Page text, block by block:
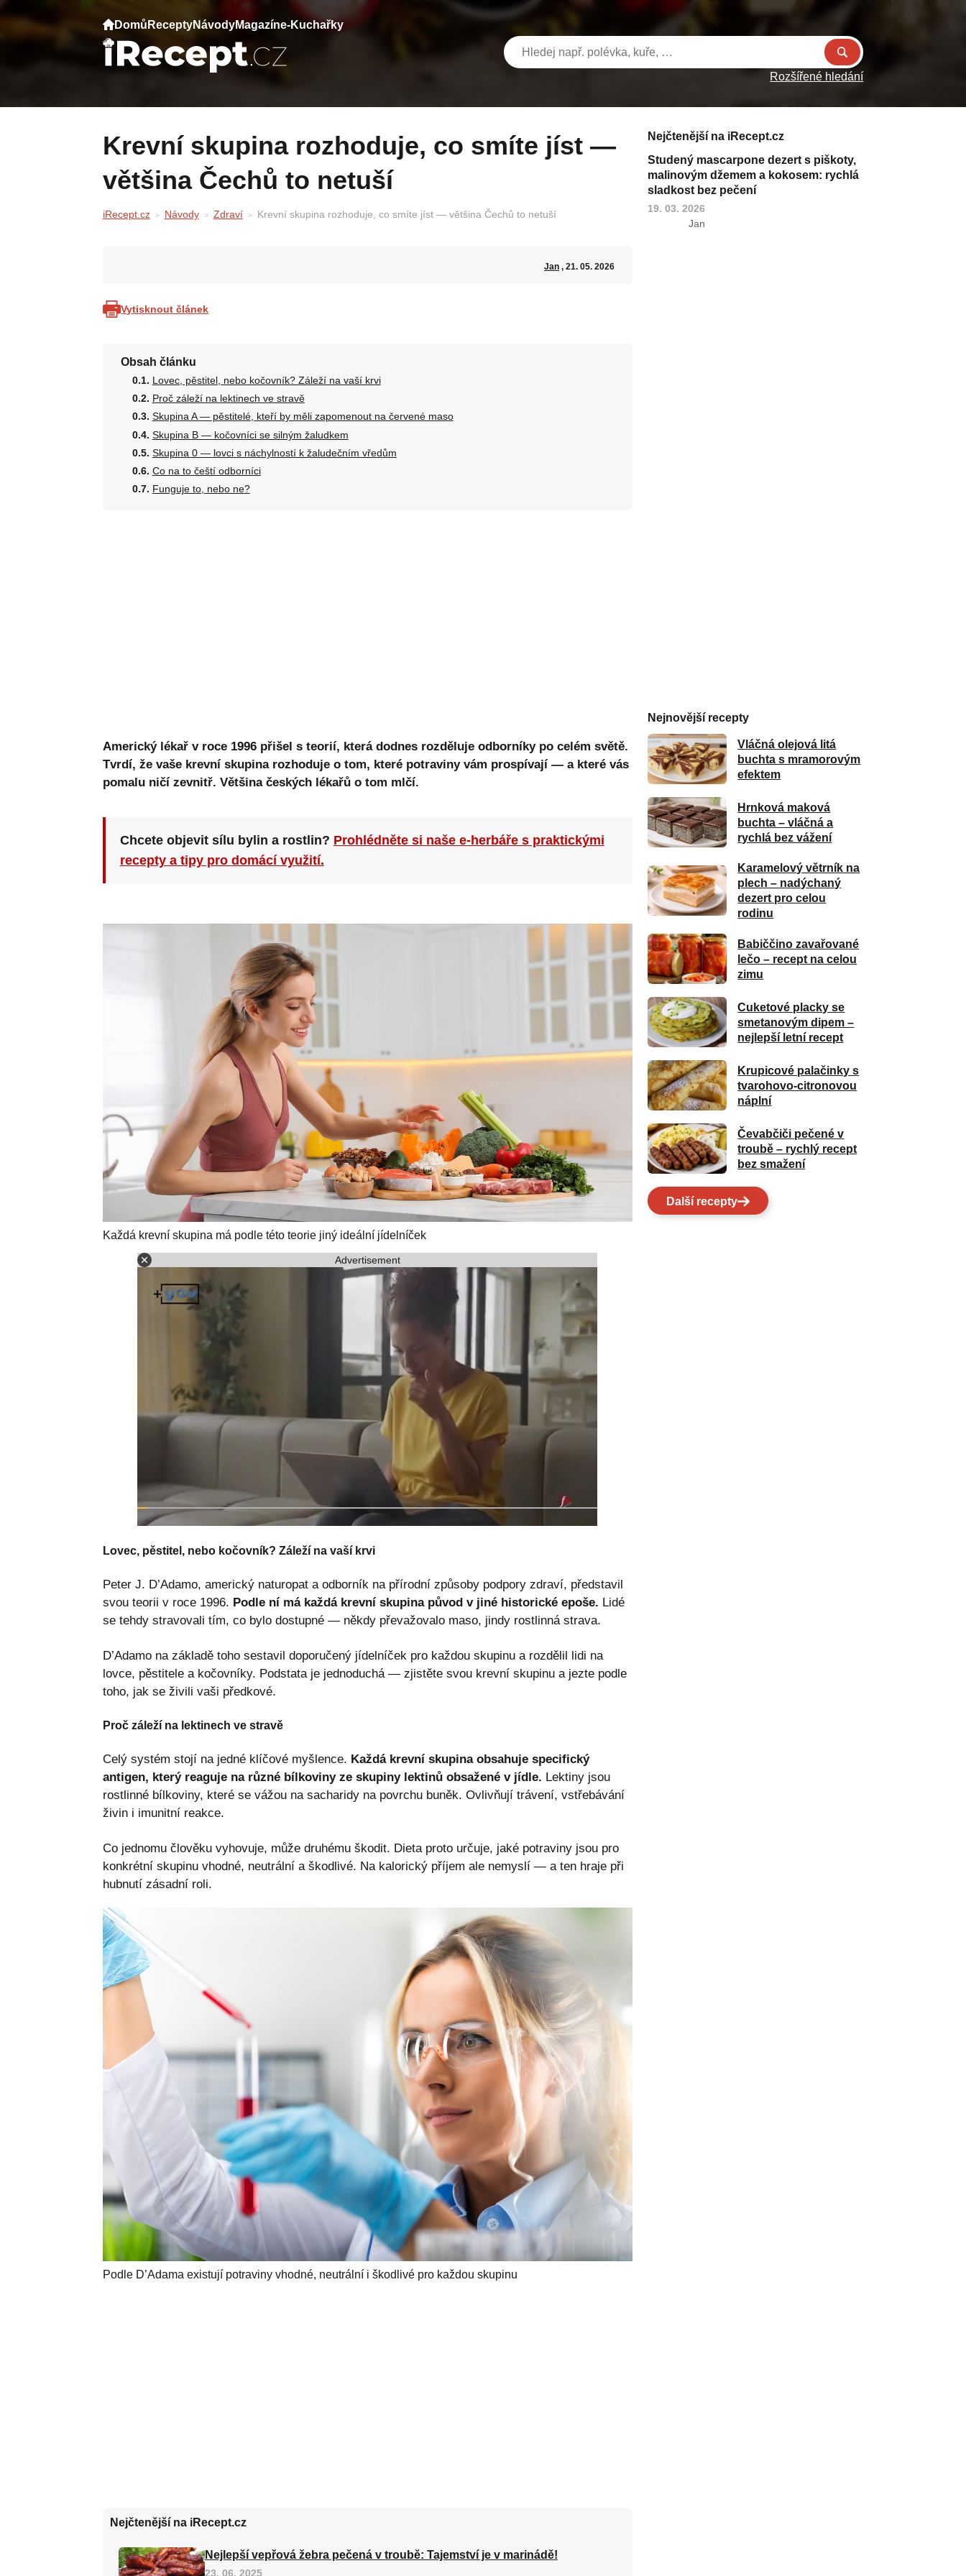
Domů ReceptyNávodyMagazíne-Kuchařky
Rozšířené hledání
Krevní skupina rozhoduje, co smíte jíst —
většina Čechů to netuší
iRecept.cz Návody Zdraví Krevní skupina rozhoduje, co smíte jíst — většina Čechů to netuší
Jan, 21. 05. 2026
Vytisknout článek
Obsah článku
Lovec, pěstitel, nebo kočovník? Záleží na vaší krvi
Proč záleží na lektinech ve stravě
Skupina A — pěstitelé, kteří by měli zapomenout na červené maso
Skupina B — kočovníci se silným žaludkem
Skupina 0 — lovci s náchylností k žaludečním vředům
Co na to čeští odborníci
Funguje to, nebo ne?
Americký lékař v roce 1996 přišel s teorií, která dodnes rozděluje odborníky po celém světě.
Tvrdí, že vaše krevní skupina rozhoduje o tom, které potraviny vám prospívají — a které vás
pomalu ničí zevnitř. Většina českých lékařů o tom mlčí.
Chcete objevit sílu bylin a rostlin? Prohlédněte si naše e-herbáře s praktickými
recepty a tipy pro domácí využití.
Každá krevní skupina má podle této teorie jiný ideální jídelníček
Advertisement
Lovec, pěstitel, nebo kočovník? Záleží na vaší krvi
Peter J. D’Adamo, americký naturopat a odborník na přírodní způsoby podpory zdraví, představil
svou teorii v roce 1996. Podle ní má každá krevní skupina původ v jiné historické epoše. Lidé
se tehdy stravovali tím, co bylo dostupné — někdy převažovalo maso, jindy rostlinná strava.
D’Adamo na základě toho sestavil doporučený jídelníček pro každou skupinu a rozdělil lidi na
lovce, pěstitele a kočovníky. Podstata je jednoduchá — zjistěte svou krevní skupinu a jezte podle
toho, jak se živili vaši předkové.
Proč záleží na lektinech ve stravě
Celý systém stojí na jedné klíčové myšlence. Každá krevní skupina obsahuje specifický
antigen, který reaguje na různé bílkoviny ze skupiny lektinů obsažené v jídle. Lektiny jsou
rostlinné bílkoviny, které se vážou na sacharidy na povrchu buněk. Ovlivňují trávení, vstřebávání
živin i imunitní reakce.
Co jednomu člověku vyhovuje, může druhému škodit. Dieta proto určuje, jaké potraviny jsou pro
konkrétní skupinu vhodné, neutrální a škodlivé. Na kalorický příjem ale nemyslí — a ten hraje při
hubnutí zásadní roli.
Podle D’Adama existují potraviny vhodné, neutrální i škodlivé pro každou skupinu
Nejčtenější na iRecept.cz
Nejlepší vepřová žebra pečená v troubě: Tajemství je v marinádě!
23. 06. 2025
Nejčtenější na iRecept.cz
Studený mascarpone dezert s piškoty,
malinovým džemem a kokosem: rychlá
sladkost bez pečení
19. 03. 2026
Jan
Nejnovější recepty
Vláčná olejová litá
buchta s mramorovým
efektem
Hrnková maková
buchta – vláčná a
rychlá bez vážení
Karamelový větrník na
plech – nadýchaný
dezert pro celou
rodinu
Babiččino zavařované
lečo – recept na celou
zimu
Cuketové placky se
smetanovým dipem –
nejlepší letní recept
Krupicové palačinky s
tvarohovo-citronovou
náplní
Čevabčiči pečené v
troubě – rychlý recept
bez smažení
Další recepty